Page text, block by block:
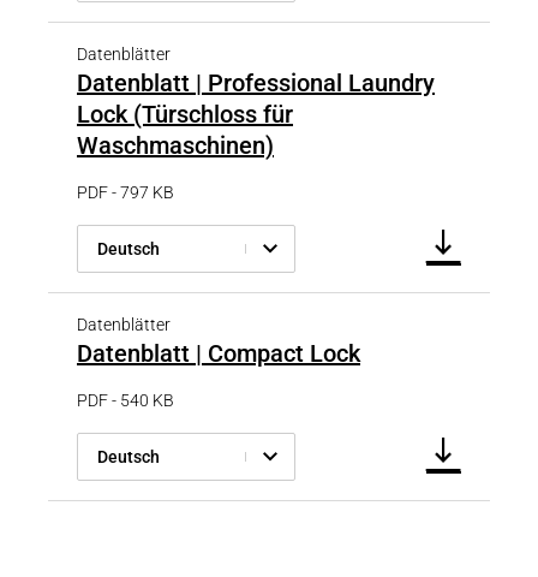
Datenblätter
Datenblatt | Professional Laundry
Lock (Türschloss für
Waschmaschinen)
PDF - 797 KB
Deutsch
Datenblätter
Datenblatt | Compact Lock
PDF - 540 KB
Deutsch